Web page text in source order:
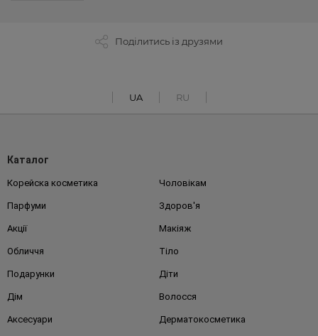
Поділитись із друзями
UA RU
Каталог
Корейска косметика Чоловікам
Парфуми Здоров'я
Акції Макіяж
Обличчя Тіло
Подарунки Діти
Дім Волосся
Аксесуари Дерматокосметика